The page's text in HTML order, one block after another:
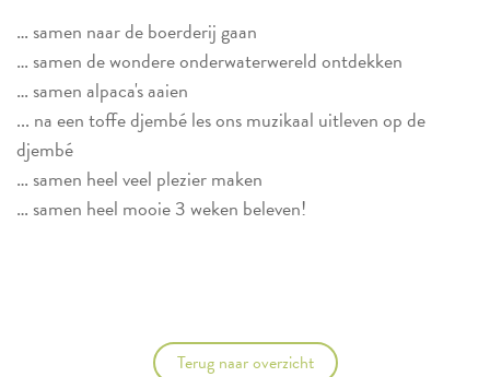
… samen naar de boerderij gaan
… samen de wondere onderwaterwereld ontdekken
… samen alpaca's aaien
... na een toffe djembé les ons muzikaal uitleven op de
djembé
… samen heel veel plezier maken
… samen heel mooie 3 weken beleven!
Terug naar overzicht